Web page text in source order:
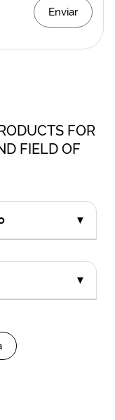
Enviar
FOR
FIELD OF
▼
▼